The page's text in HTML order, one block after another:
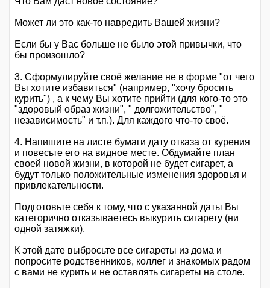
Может ли это как-то навредить Вашей жизни?
Если бы у Вас больше не было этой привычки, что
бы произошло?
3. Сформулируйте своё желание не в форме "от чего
Вы хотите избавиться" (например, "хочу бросить
курить") , а к чему Вы хотите прийти (для кого-то это
"здоровый образ жизни", " долгожительство", "
независимость" и т.п.). Для каждого что-то своё.
4. Напишите на листе бумаги дату отказа от курения
и повесьте его на видное месте. Обдумайте план
своей новой жизни, в которой не будет сигарет, а
будут только положительные изменения здоровья и
привлекательности.
Подготовьте себя к тому, что с указанной даты Вы
категорично отказываетесь выкурить сигарету (ни
одной затяжки).
К этой дате выбросьте все сигареты из дома и
попросите родственников, коллег и знакомых радом
с вами не курить и не оставлять сигареты на столе.